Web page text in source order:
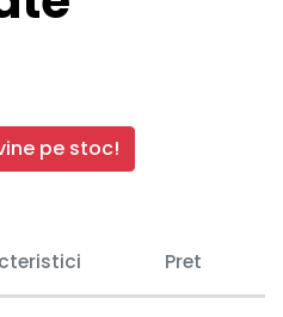
pe stoc!
Pret